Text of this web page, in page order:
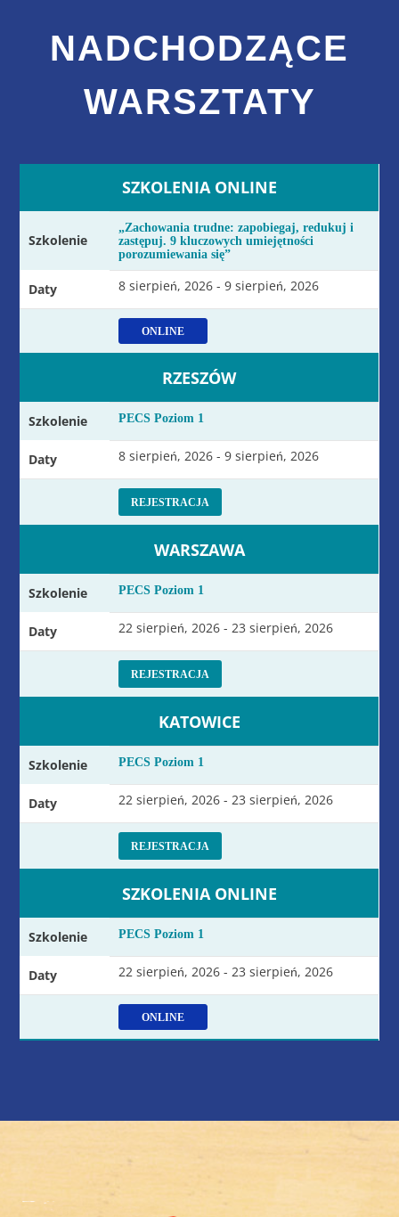
NADCHODZĄCE
WARSZTATY
SZKOLENIA ONLINE
Szkolenie
„Zachowania trudne: zapobiegaj, redukuj i
zastępuj. 9 kluczowych umiejętności
porozumiewania się”
Daty 8 sierpień, 2026 - 9 sierpień, 2026
ONLINE
RZESZÓW
Szkolenie PECS Poziom 1
Daty 8 sierpień, 2026 - 9 sierpień, 2026
REJESTRACJA
WARSZAWA
Szkolenie PECS Poziom 1
Daty 22 sierpień, 2026 - 23 sierpień, 2026
REJESTRACJA
KATOWICE
Szkolenie PECS Poziom 1
Daty 22 sierpień, 2026 - 23 sierpień, 2026
REJESTRACJA
SZKOLENIA ONLINE
Szkolenie PECS Poziom 1
Daty 22 sierpień, 2026 - 23 sierpień, 2026
ONLINE